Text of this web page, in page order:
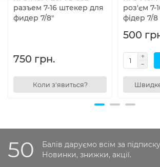
разъем 7-16 штекер для
фидер 7/8"
750 грн.
Коли з'явиться?
роз'єм 7-
фідер 7/8
500
50
Балів даруємо всім за
Новинки, знижки, акції.